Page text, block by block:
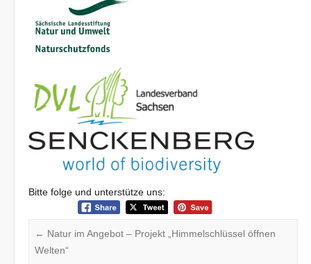
Bitte folge und unterstütze uns:
← Natur im Angebot – Projekt „Himmelschlüssel öffnen
Welten“